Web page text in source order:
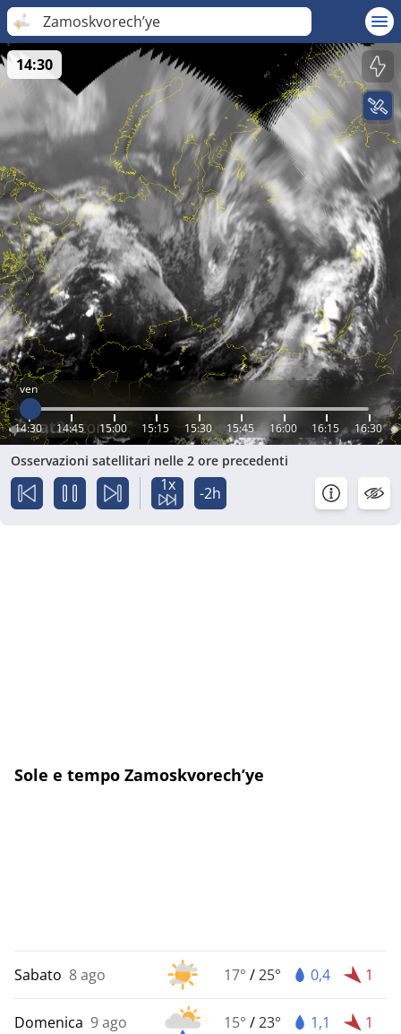
Zamoskvorech’ye
ven
14:30 14:45 15:00 15:15 15:30 15:45 16:00 16:15 16:30
14:30
Osservazioni satellitari nelle 2 ore precedenti
1x -2h
Sole e tempo Zamoskvorech’ye
Sabato 8 ago 17° /25° 0,4 1
Domenica 9 ago 15° /23° 1,1 1